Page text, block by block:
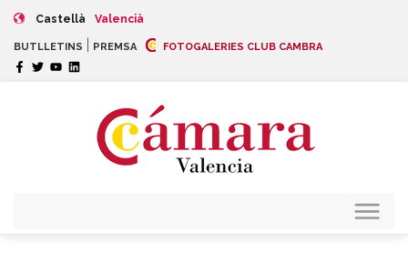
Castellà Valencià
BUTLLETINS PREMSA FOTOGALERIES CLUB CAMBRA